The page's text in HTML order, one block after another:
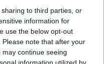
to third parties, or
information for
use the below opt-out
note that after your
continue seeing
information utilized by